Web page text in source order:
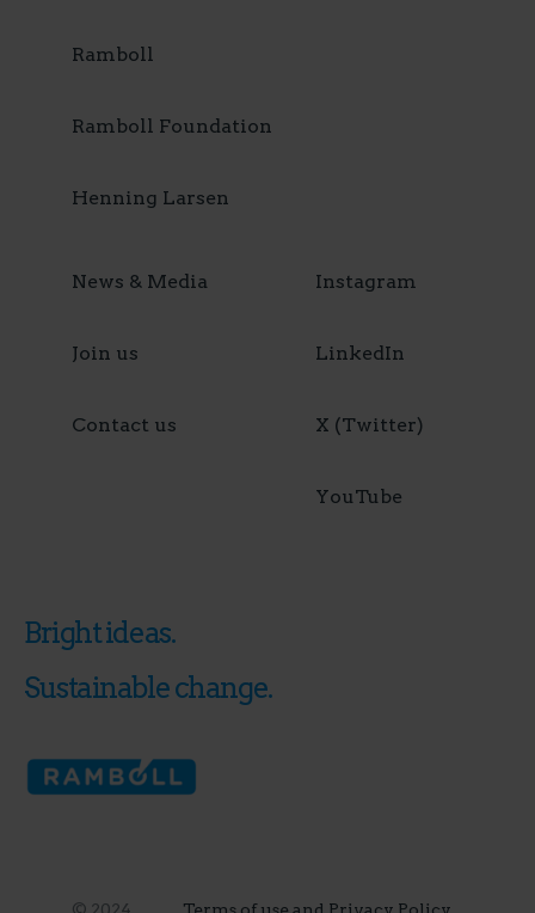
Ramboll
Ramboll Foundation
Henning Larsen
News & Media
Join us
Contact us
Instagram
LinkedIn
X (Twitter)
YouTube
Bright ideas.
Sustainable change.
© 2024 Terms of use and Privacy Policy